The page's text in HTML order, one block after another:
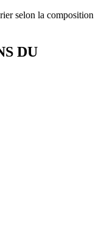
selon la composition
DU